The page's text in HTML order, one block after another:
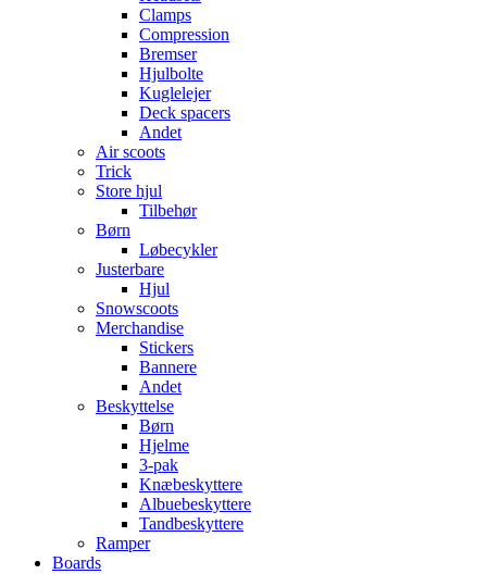
Clamps
Compression
Bremser
Hjulbolte
Kuglelejer
Deck spacers
Andet
Air scoots
Trick
Store hjul
Tilbehør
Børn
Løbecykler
Justerbare
Hjul
Snowscoots
Merchandise
Stickers
Bannere
Andet
Beskyttelse
Børn
Hjelme
3-pak
Knæbeskyttere
Albuebeskyttere
Tandbeskyttere
Ramper
Boards